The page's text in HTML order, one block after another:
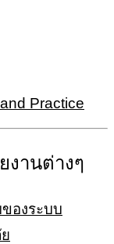
Practice
งานต่างๆ
องระบบ